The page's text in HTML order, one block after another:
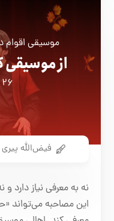
موسیقی اقوام
از موسیقی
۲۶ شهریور ۱۳۹۳
فیض‌الله پیری
نه به معرفی نیاز دارد
این مصاحبه می‌تواند